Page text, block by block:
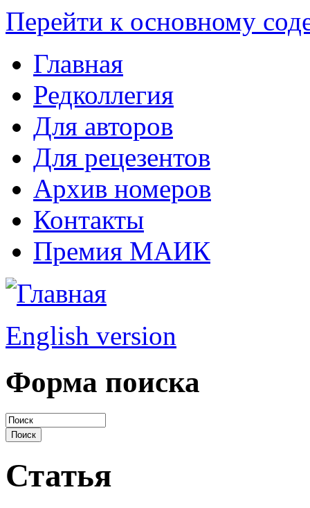
Перейти к основному
Главная
Редколлегия
Для авторов
Для рецезентов
Архив номеров
Контакты
Премия МАИК
English version
Форма поиска
Статья